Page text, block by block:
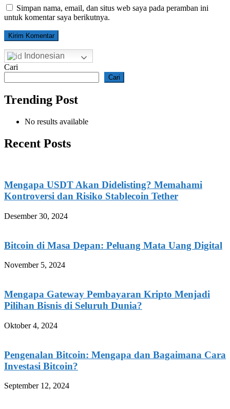
Simpan nama, email, dan situs web saya pada peramban ini
untuk komentar saya berikutnya.
Indonesian
Cari
Cari
Trending Post
No results available
Recent Posts
Mengapa USDT Akan Didelisting? Memahami
Kontroversi dan Risiko Stablecoin Tether
Desember 30, 2024
Bitcoin di Masa Depan: Peluang Mata Uang Digital
November 5, 2024
Mengapa Gateway Pembayaran Kripto Menjadi
Pilihan Bisnis di Seluruh Dunia?
Oktober 4, 2024
Pengenalan Bitcoin: Mengapa dan Bagaimana Cara
Investasi Bitcoin?
September 12, 2024